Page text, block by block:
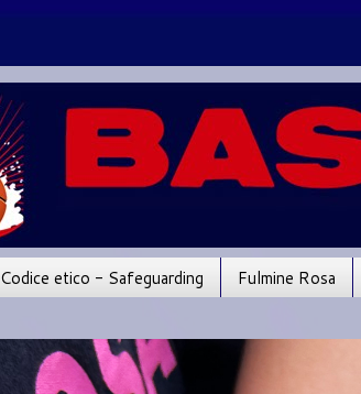
Codice etico - Safeguarding Fulmine Rosa